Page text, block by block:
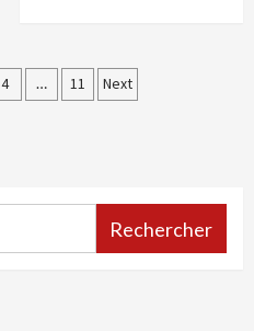
4 … 11 Next
Rechercher